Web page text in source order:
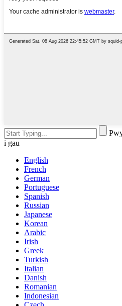
i gau
English
French
German
Portuguese
Spanish
Russian
Japanese
Korean
Arabic
Irish
Greek
Turkish
Italian
Danish
Romanian
Indonesian